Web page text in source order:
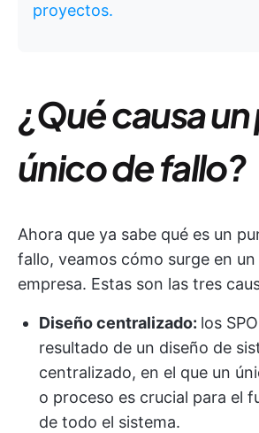
proyectos.
¿Qué causa
único de fallo?
Ahora que ya sabe qué es un
fallo, veamos cómo surge en
empresa. Estas son las tres
Diseño centralizado: los
resultado de un diseño de
centralizado, en el que un
o proceso es crucial para el
de todo el sistema.